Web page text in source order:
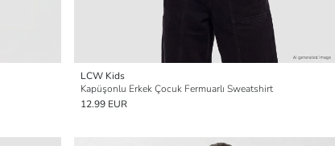
LCW Kids
Kapüşonlu Erkek Çocuk Fermuarlı Sweatshirt
12.99 EUR